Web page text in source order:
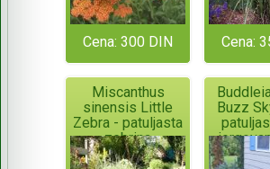
Cena: 300 DIN Cena:
Miscanthus
sinensis Little
Zebra - patuljasta
zebrina
Buzz